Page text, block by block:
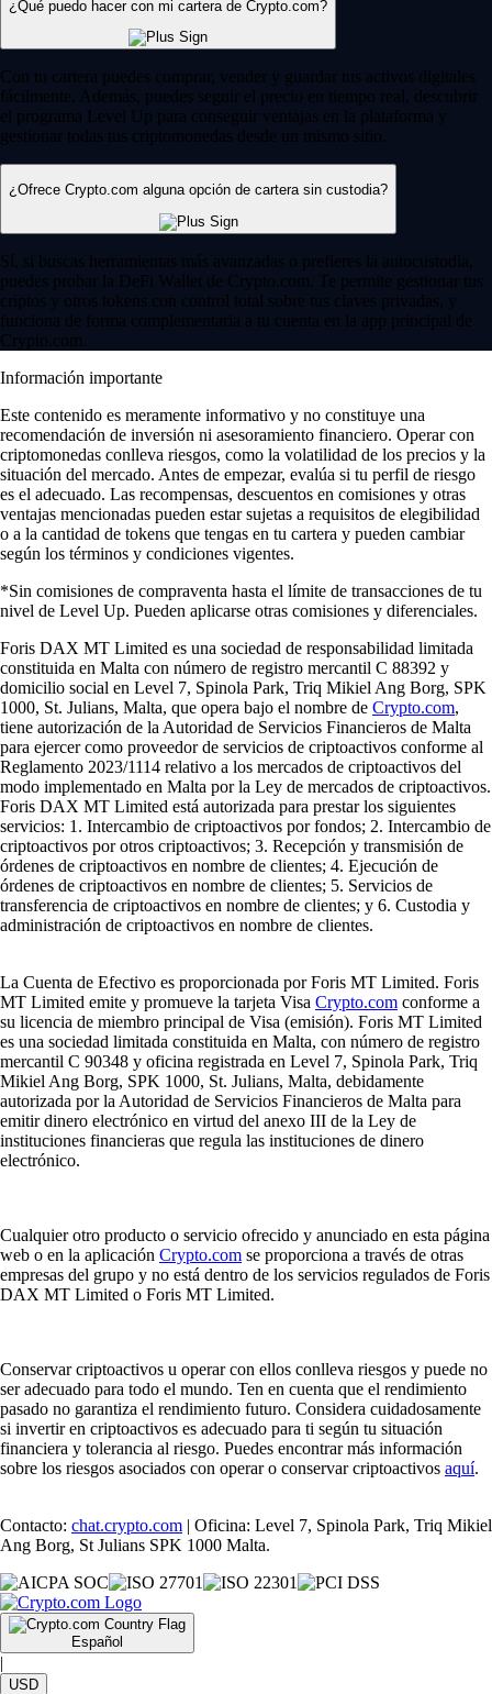
¿Qué puedo hacer con mi cartera de Crypto.com?
Con tu cartera puedes comprar, vender y guardar tus activos digitales
fácilmente. Además, puedes seguir el precio en tiempo real, descubrir
el programa Level Up para conseguir ventajas en la plataforma y
gestionar todas tus criptomonedas desde un mismo sitio.
¿Ofrece Crypto.com alguna opción de cartera sin custodia?
Sí, si buscas herramientas más avanzadas o prefieres la autocustodia,
puedes probar la DeFi Wallet de Crypto.com. Te permite gestionar tus
criptos y otros tokens con control total sobre tus claves privadas, y
funciona de forma complementaria a tu cuenta en la app principal de
Crypto.com.
Información importante
Este contenido es meramente informativo y no constituye una
recomendación de inversión ni asesoramiento financiero. Operar con
criptomonedas conlleva riesgos, como la volatilidad de los precios y la
situación del mercado. Antes de empezar, evalúa si tu perfil de riesgo
es el adecuado. Las recompensas, descuentos en comisiones y otras
ventajas mencionadas pueden estar sujetas a requisitos de elegibilidad
o a la cantidad de tokens que tengas en tu cartera y pueden cambiar
según los términos y condiciones vigentes.
*Sin comisiones de compraventa hasta el límite de transacciones de tu
nivel de Level Up. Pueden aplicarse otras comisiones y diferenciales.
Foris DAX MT Limited es una sociedad de responsabilidad limitada
constituida en Malta con número de registro mercantil C 88392 y
domicilio social en Level 7, Spinola Park, Triq Mikiel Ang Borg, SPK
1000, St. Julians, Malta, que opera bajo el nombre de Crypto.com,
tiene autorización de la Autoridad de Servicios Financieros de Malta
para ejercer como proveedor de servicios de criptoactivos conforme al
Reglamento 2023/1114 relativo a los mercados de criptoactivos del
modo implementado en Malta por la Ley de mercados de criptoactivos.
Foris DAX MT Limited está autorizada para prestar los siguientes
servicios: 1. Intercambio de criptoactivos por fondos; 2. Intercambio de
criptoactivos por otros criptoactivos; 3. Recepción y transmisión de
órdenes de criptoactivos en nombre de clientes; 4. Ejecución de
órdenes de criptoactivos en nombre de clientes; 5. Servicios de
transferencia de criptoactivos en nombre de clientes; y 6. Custodia y
administración de criptoactivos en nombre de clientes.
La Cuenta de Efectivo es proporcionada por Foris MT Limited. Foris
MT Limited emite y promueve la tarjeta Visa Crypto.com conforme a
su licencia de miembro principal de Visa (emisión). Foris MT Limited
es una sociedad limitada constituida en Malta, con número de registro
mercantil C 90348 y oficina registrada en Level 7, Spinola Park, Triq
Mikiel Ang Borg, SPK 1000, St. Julians, Malta, debidamente
autorizada por la Autoridad de Servicios Financieros de Malta para
emitir dinero electrónico en virtud del anexo III de la Ley de
instituciones financieras que regula las instituciones de dinero
electrónico.
Cualquier otro producto o servicio ofrecido y anunciado en esta página
web o en la aplicación Crypto.com se proporciona a través de otras
empresas del grupo y no está dentro de los servicios regulados de Foris
DAX MT Limited o Foris MT Limited.
Conservar criptoactivos u operar con ellos conlleva riesgos y puede no
ser adecuado para todo el mundo. Ten en cuenta que el rendimiento
pasado no garantiza el rendimiento futuro. Considera cuidadosamente
si invertir en criptoactivos es adecuado para ti según tu situación
financiera y tolerancia al riesgo. Puedes encontrar más información
sobre los riesgos asociados con operar o conservar criptoactivos aquí.
Contacto: chat.crypto.com | Oficina: Level 7, Spinola Park, Triq Mikiel
Ang Borg, St Julians SPK 1000 Malta.
Español
|
USD